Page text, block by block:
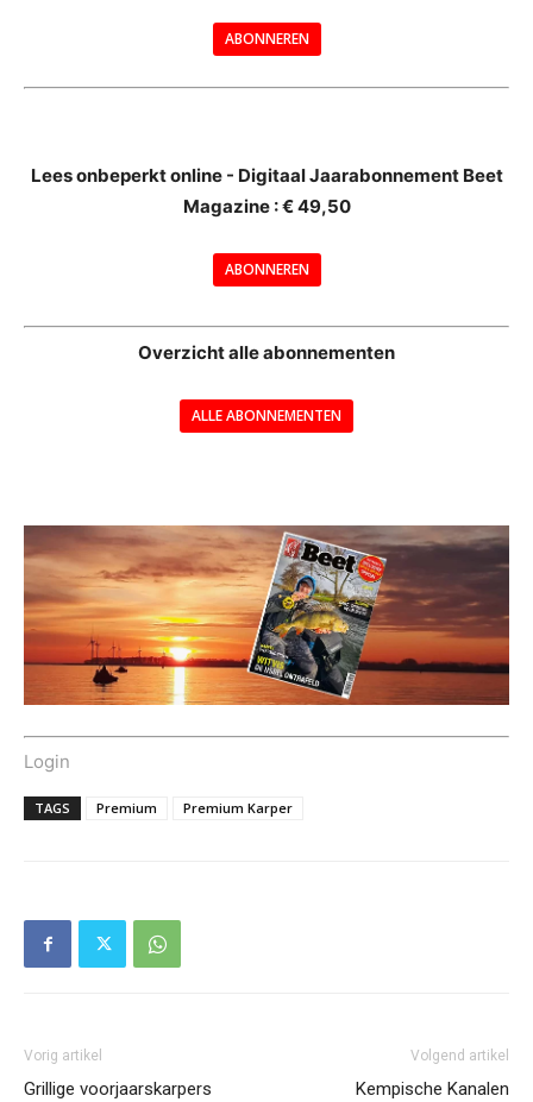
ABONNEREN
Lees onbeperkt online - Digitaal Jaarabonnement Beet
Magazine : € 49,50
ABONNEREN
Overzicht alle abonnementen
ALLE ABONNEMENTEN
Login
TAGS Premium Premium Karper
Vorig artikel
Grillige voorjaarskarpers
Volgend artikel
Kempische Kanalen